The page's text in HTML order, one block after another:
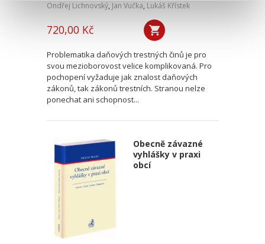
Ondřej Lichnovský, Jan Vučka, Lukáš Křístek
720,00 Kč
Problematika daňových trestných činů je pro
svou mezioborovost velice komplikovaná. Pro
pochopení vyžaduje jak znalost daňových
zákonů, tak zákonů trestních. Stranou nelze
ponechat ani schopnost...
Obecně závazné
vyhlášky v praxi
obcí